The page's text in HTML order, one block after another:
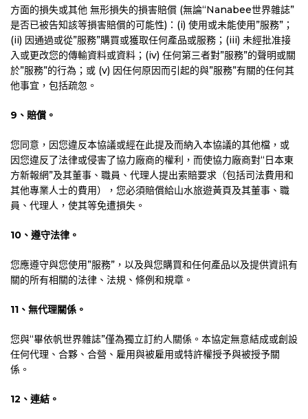
方面的損失或其他 無形損失的損害賠償 (無論“Nanabee世界雜誌”
是否已被告知該等損害賠償的可能性)：(i) 使用或未能使用”服務”；
(ii) 因通過或從”服務”購買或獲取任何產品或服務；(iii) 未經批准接
入或更改您的傳輸資料或資料；(iv) 任何第三者對”服務”的聲明或關
於”服務”的行為；或 (v) 因任何原因而引起的與”服務”有關的任何其
他事宜，包括疏忽。
9 、賠償。
您同意，因您違反本協議或經在此提及而納入本協議的其他檔，或
因您違反了法律或侵害了協力廠商的權利，而使協力廠商對“日本東
方新報網”及其董事、職員、代理人提出索賠要求（包括司法費用和
其他專業人士的費用），您必須賠償給山水旅遊黃頁及其董事、職
員、代理人，使其等免遭損失。
10 、遵守法律。
您應遵守與您使用”服務”，以及與您購買和任何產品以及提供資訊有
關的所有相關的法律、法規、條例和規章。
11 、無代理關係。
您與“畢依帆世界雜誌”僅為獨立訂約人關係。本協定無意結成或創設
任何代理、合夥、合營、雇用與被雇用或特許權授予與被授予關
係。
12 、連結。